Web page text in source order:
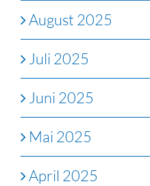
August 2025
Juli 2025
Juni 2025
Mai 2025
April 2025